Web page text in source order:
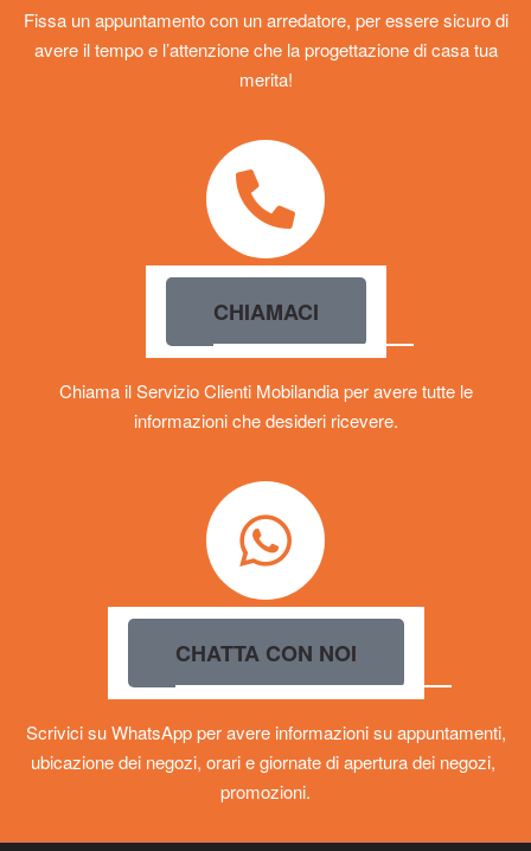
Fissa un appuntamento con un arredatore, per essere sicuro di
avere il tempo e l’attenzione che la progettazione di casa tua
merita!
CHIAMACI
Chiama il Servizio Clienti Mobilandia per avere tutte le
informazioni che desideri ricevere.
CHATTA CON NOI
Scrivici su WhatsApp per avere informazioni su appuntamenti,
ubicazione dei negozi, orari e giornate di apertura dei negozi,
promozioni.